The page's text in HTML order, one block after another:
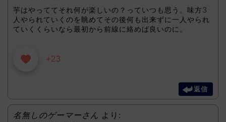
芋はやっててそれ何が楽しいの？っていつも思う。味方3
人やられていくのを眺めてその後何も出来ずに一人やられ
ていくくらいなら最初から前線に絡めば良いのに。
+23
返信
名無しのゲーマーさん より: